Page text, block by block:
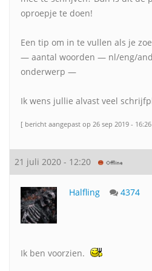
oproepje te doen!
Een tip om in te vullen als je
— aantal woorden — nl/eng/
onderwerp —
Ik wens jullie alvast veel
[ bericht aangepast op 26 sep 2019 -
21 juli 2020 - 12:20
Halfling 4374
Ik ben voorzien.